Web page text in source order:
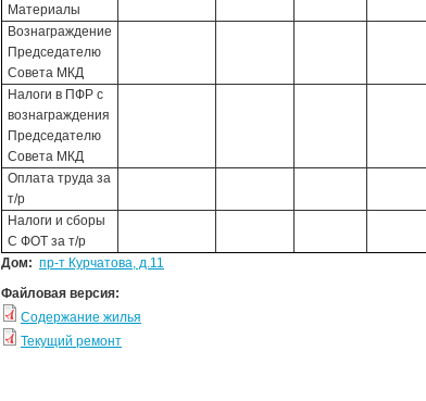
Материалы
Вознаграждение
Председателю
Совета МКД
Налоги в ПФР с
вознаграждения
Председателю
Совета МКД
Оплата труда за
т/р
Налоги и сборы
С ФОТ за т/р
Дом: пр-т Курчатова, д.11
Файловая версия:
Содержание жилья
Текущий ремонт